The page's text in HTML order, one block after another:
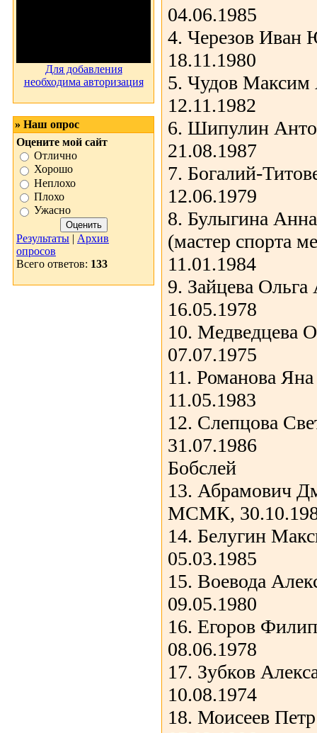
Для добавления
необходима авторизация
» Наш опрос
Оцените мой сайт
Отлично
Хорошо
Неплохо
Плохо
Ужасно
Результаты | Архив
опросов
Всего ответов: 133
04.06.1985
4. Черезов
18.11.1980
5. Чудов
12.11.1982
6. Шипулин
21.08.1987
7. Богалий-
12.06.1979
8. Булыгина
(мастер спорта
11.01.1984
9. Зайцева
16.05.1978
10. Медведцева
07.07.1975
11. Романова
11.05.1983
12. Слепцова
31.07.1986
Бобслей
13. Абрамович
МСМК,
14. Белугин
05.03.1985
15. Воевода
09.05.1980
16. Егоров
08.06.1978
17. Зубков
10.08.1974
18. Моисеев